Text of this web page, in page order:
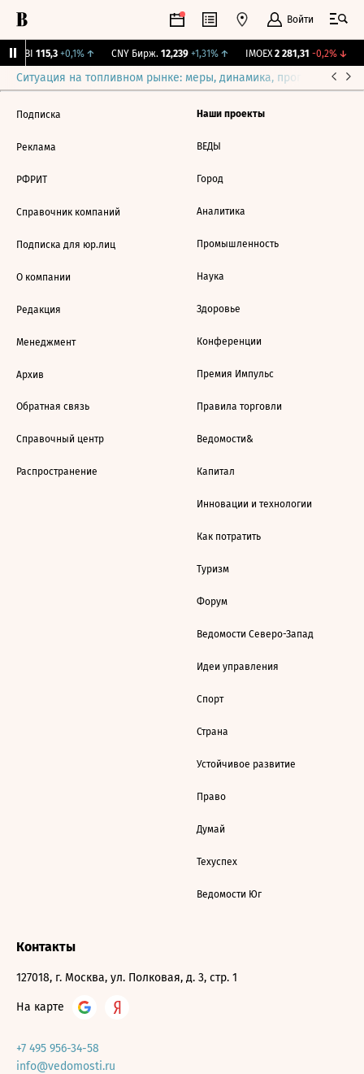
Войти
RGBI 115,3 +0,1%↑ CNY Бирж. 12,239 +1,31%↑ IMOEX 2 281,31 -0,2%↓
Ситуация на топливном рынке: меры, динамика, прогнозы
Подписка
Реклама
РФРИТ
Справочник компаний
Подписка для юр.лиц
О компании
Редакция
Менеджмент
Архив
Обратная связь
Справочный центр
Распространение
Наши проекты
ВЕДЫ
Город
Аналитика
Промышленность
Наука
Здоровье
Конференции
Премия Импульс
Правила торговли
Ведомости&
Капитал
Инновации и технологии
Как потратить
Туризм
Форум
Ведомости Северо-Запад
Идеи управления
Спорт
Страна
Устойчивое развитие
Право
Думай
Техуспех
Ведомости Юг
Контакты
127018, г. Москва, ул. Полковая, д. 3, стр. 1
На карте
+7 495 956-34-58
info@vedomosti.ru